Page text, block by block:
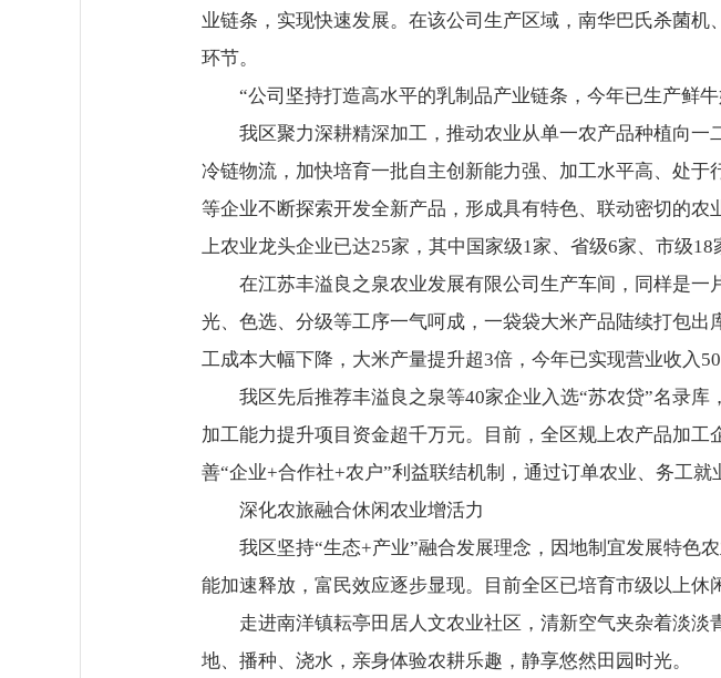
业链条，实现快速发展。在该公司生产区域，南华巴氏杀菌
环节。
“公司坚持打造高水平的乳制品产业链条，今年已生产鲜
我区聚力深耕精深加工，推动农业从单一农产品种植向一
冷链物流，加快培育一批自主创新能力强、加工水平高、处
等企业不断探索开发全新产品，形成具有特色、联动密切的
上农业龙头企业已达25家，其中国家级1家、省级6家、市级18
在江苏丰溢良之泉农业发展有限公司生产车间，同样是
光、色选、分级等工序一气呵成，一袋袋大米产品陆续打包
工成本大幅下降，大米产量提升超3倍，今年已实现营业收入
我区先后推荐丰溢良之泉等40家企业入选“苏农贷”名录
加工能力提升项目资金超千万元。目前，全区规上农产品加
善“企业+合作社+农户”利益联结机制，通过订单农业、务工
深化农旅融合休闲农业增活力
我区坚持“生态+产业”融合发展理念，因地制宜发展特色
能加速释放，富民效应逐步显现。目前全区已培育市级以上休
走进南洋镇耘亭田居人文农业社区，清新空气夹杂着淡
地、播种、浇水，亲身体验农耕乐趣，静享悠然田园时光。